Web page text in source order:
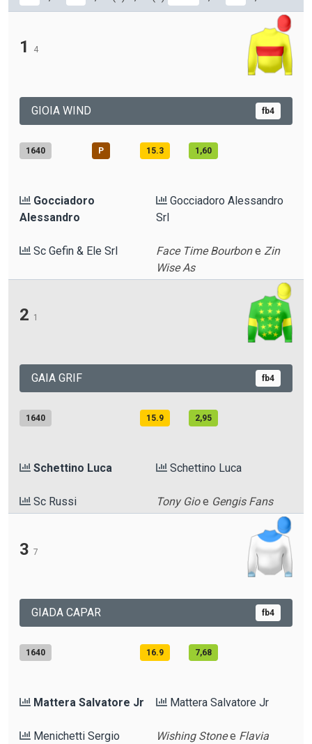
1 4
GIOIA WIND fb4
1640 P 15.3 1,60
Gocciadoro
Alessandro
Gocciadoro Alessandro
Srl
Sc Gefin & Ele Srl Face Time Bourbone Zin
Wise As
2 1
GAIA GRIF fb4
1640 15.9 2,95
Schettino Luca Schettino Luca
Sc Russi Tony Gioe Gengis Fans
3 7
GIADA CAPAR fb4
1640 16.9 7,68
Mattera Salvatore Jr Mattera Salvatore Jr
Menichetti Sergio Wishing Stonee Flavia